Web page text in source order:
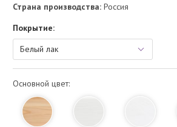
Страна производства: Россия
Покрытие:
Основной цвет: